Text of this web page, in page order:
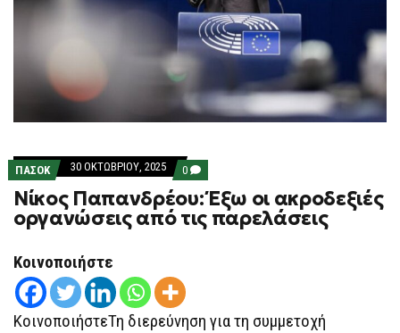
ΠΑΣΟΚ 30 ΟΚΤΩΒΡΊΟΥ, 2025 0 COMMENTS
ON
ΝΊΚΟΣ
ΠΑΠΑΝΔΡΈΟΥ:
ΈΞΩ
Νίκος Παπανδρέου: Έξω οι ακροδεξιές
οργανώσεις από τις παρελάσεις
Κοινοποιήστε
ΚοινοποιήστεΤη διερεύνηση για τη συμμετοχή